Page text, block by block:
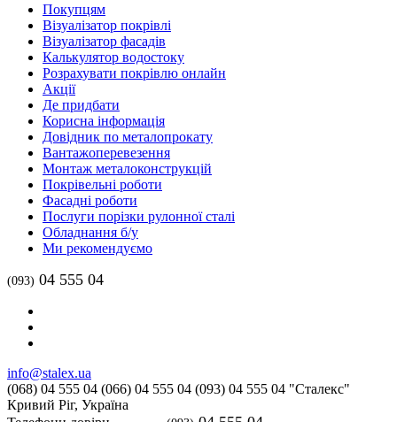
Покупцям
Візуалізатор покрівлі
Візуалізатор фасадів
Калькулятор водостоку
Розрахувати покрівлю онлайн
Акції
Де придбати
Корисна інформація
Довідник по металопрокату
Вантажоперевезення
Монтаж металоконструкцій
Покрівельні роботи
Фасадні роботи
Послуги порізки рулонної сталі
Обладнання б/у
Ми рекомендуємо
(093) 04 555 04
info@stalex.ua
(068) 04 555 04 (066) 04 555 04 (093) 04 555 04 "Сталекс"
Кривий Ріг, Україна